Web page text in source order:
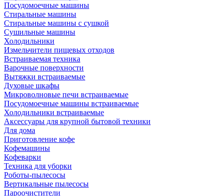
Посудомоечные машины
Стиральные машины
Стиральные машины с сушкой
Сушильные машины
Холодильники
Измельчители пищевых отходов
Встраиваемая техника
Варочные поверхности
Вытяжки встраиваемые
Духовые шкафы
Микроволновые печи встраиваемые
Посудомоечные машины встраиваемые
Холодильники встраиваемые
Аксессуары для крупной бытовой техники
Для дома
Приготовление кофе
Кофемашины
Кофеварки
Техника для уборки
Роботы-пылесосы
Вертикальные пылесосы
Пароочистители